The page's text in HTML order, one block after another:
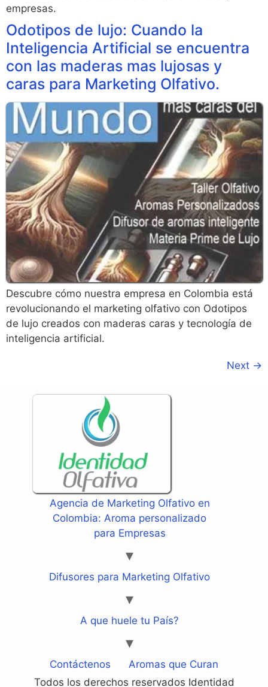
empresas.
Odotipos de lujo: Cuando la
Inteligencia Artificial se encuentra
con las maderas mas lujosas y
caras para Marketing Olfativo.
Descubre cómo nuestra empresa en Colombia está
revolucionando el marketing olfativo con Odotipos
de lujo creados con maderas caras y tecnología de
inteligencia artificial.
Next →
Agencia de Marketing Olfativo en
Colombia: Aroma personalizado
para Empresas
Difusores para Marketing Olfativo
A que huele tu País?
Contáctenos
Aromas que Curan
Todos los derechos reservados Identidad